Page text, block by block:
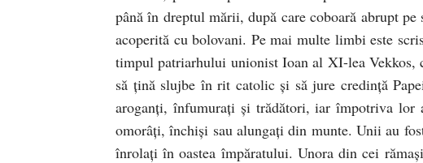
până în dreptul mării, după care coboară abrupt
acoperită cu bolovani. Pe mai multe limbi este
timpul patriarhului unionist Ioan al XI-lea
să ţină slujbe în rit catolic şi să jure credinţă
aroganţi, înfumuraţi şi trădători, iar împotriva
omorâţi, închişi sau alungaţi din munte. Unii au
înrolaţi în oastea împăratului. Unora din cei